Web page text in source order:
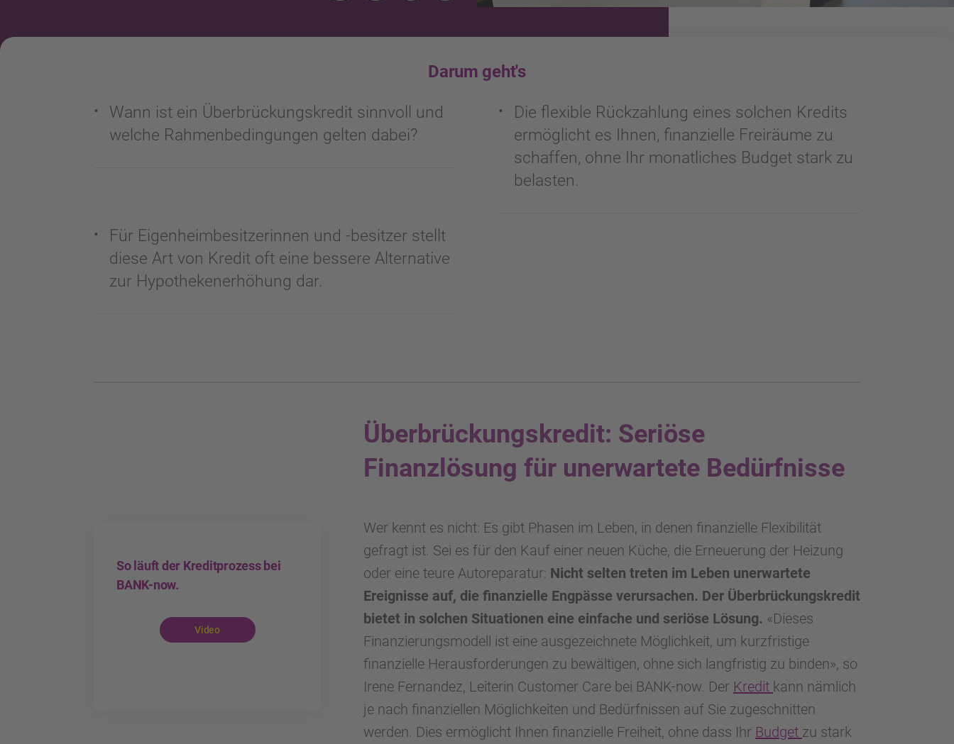
Darum geht's
Wann ist ein Überbrückungskredit sinnvoll und
welche Rahmenbedingungen gelten dabei?
Die flexible Rückzahlung eines solchen Kredits
ermöglicht es Ihnen, finanzielle Freiräume zu
schaffen, ohne Ihr monatliches Budget stark zu
belasten.
Für Eigenheimbesitzerinnen und -besitzer stellt
diese Art von Kredit oft eine bessere Alternative
zur Hypothekenerhöhung dar.
Überbrückungskredit: Seriöse
Finanzlösung für unerwartete Bedürfnisse
So läuft der Kreditprozess bei
BANK-now.
Video
Wer kennt es nicht: Es gibt Phasen im Leben, in denen finanzielle Flexibilität
gefragt ist. Sei es für den Kauf einer neuen Küche, die Erneuerung der Heizung
oder eine teure Autoreparatur: Nicht selten treten im Leben unerwartete
Ereignisse auf, die finanzielle Engpässe verursachen. Der Überbrückungskredit
bietet in solchen Situationen eine einfache und seriöse Lösung. «Dieses
Finanzierungsmodell ist eine ausgezeichnete Möglichkeit, um kurzfristige
finanzielle Herausforderungen zu bewältigen, ohne sich langfristig zu binden», so
Irene Fernandez, Leiterin Customer Care bei BANK-now. Der Kredit kann nämlich
je nach finanziellen Möglichkeiten und Bedürfnissen auf Sie zugeschnitten
werden. Dies ermöglicht Ihnen finanzielle Freiheit, ohne dass Ihr Budget zu stark